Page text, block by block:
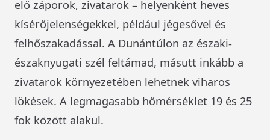
elő záporok, zivatarok – helyenként heves
kísérőjelenségekkel, például jégesővel és
felhőszakadással. A Dunántúlon az északi-
északnyugati szél feltámad, másutt inkább a
zivatarok környezetében lehetnek viharos
lökések. A legmagasabb hőmérséklet 19 és 25
fok között alakul.